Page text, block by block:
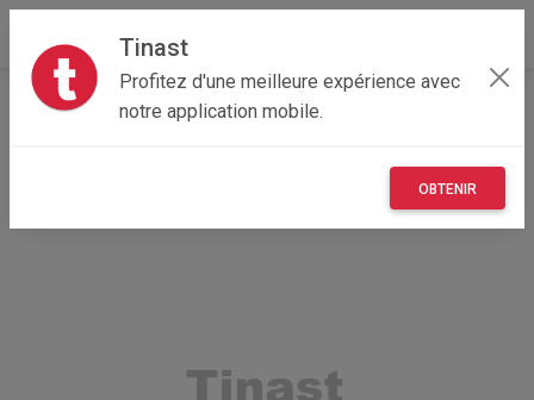
Tinast
Profitez d'une meilleure expérience avec
notre application mobile.
OBTENIR
Accueil Recherche Multimedia